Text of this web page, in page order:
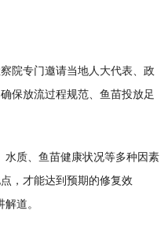
院专门邀请当地人大代表、政
保放流过程规范、鱼苗投放足
水质、鱼苗健康状况等多种因素
，才能达到预期的修复效
道。